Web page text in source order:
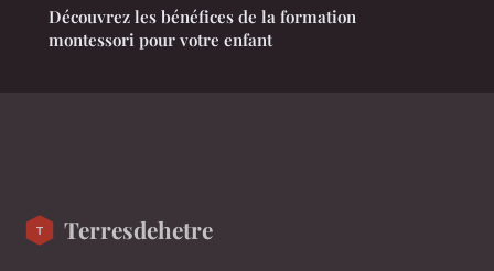
Découvrez les bénéfices de la formation
montessori pour votre enfant
Terresdehetre